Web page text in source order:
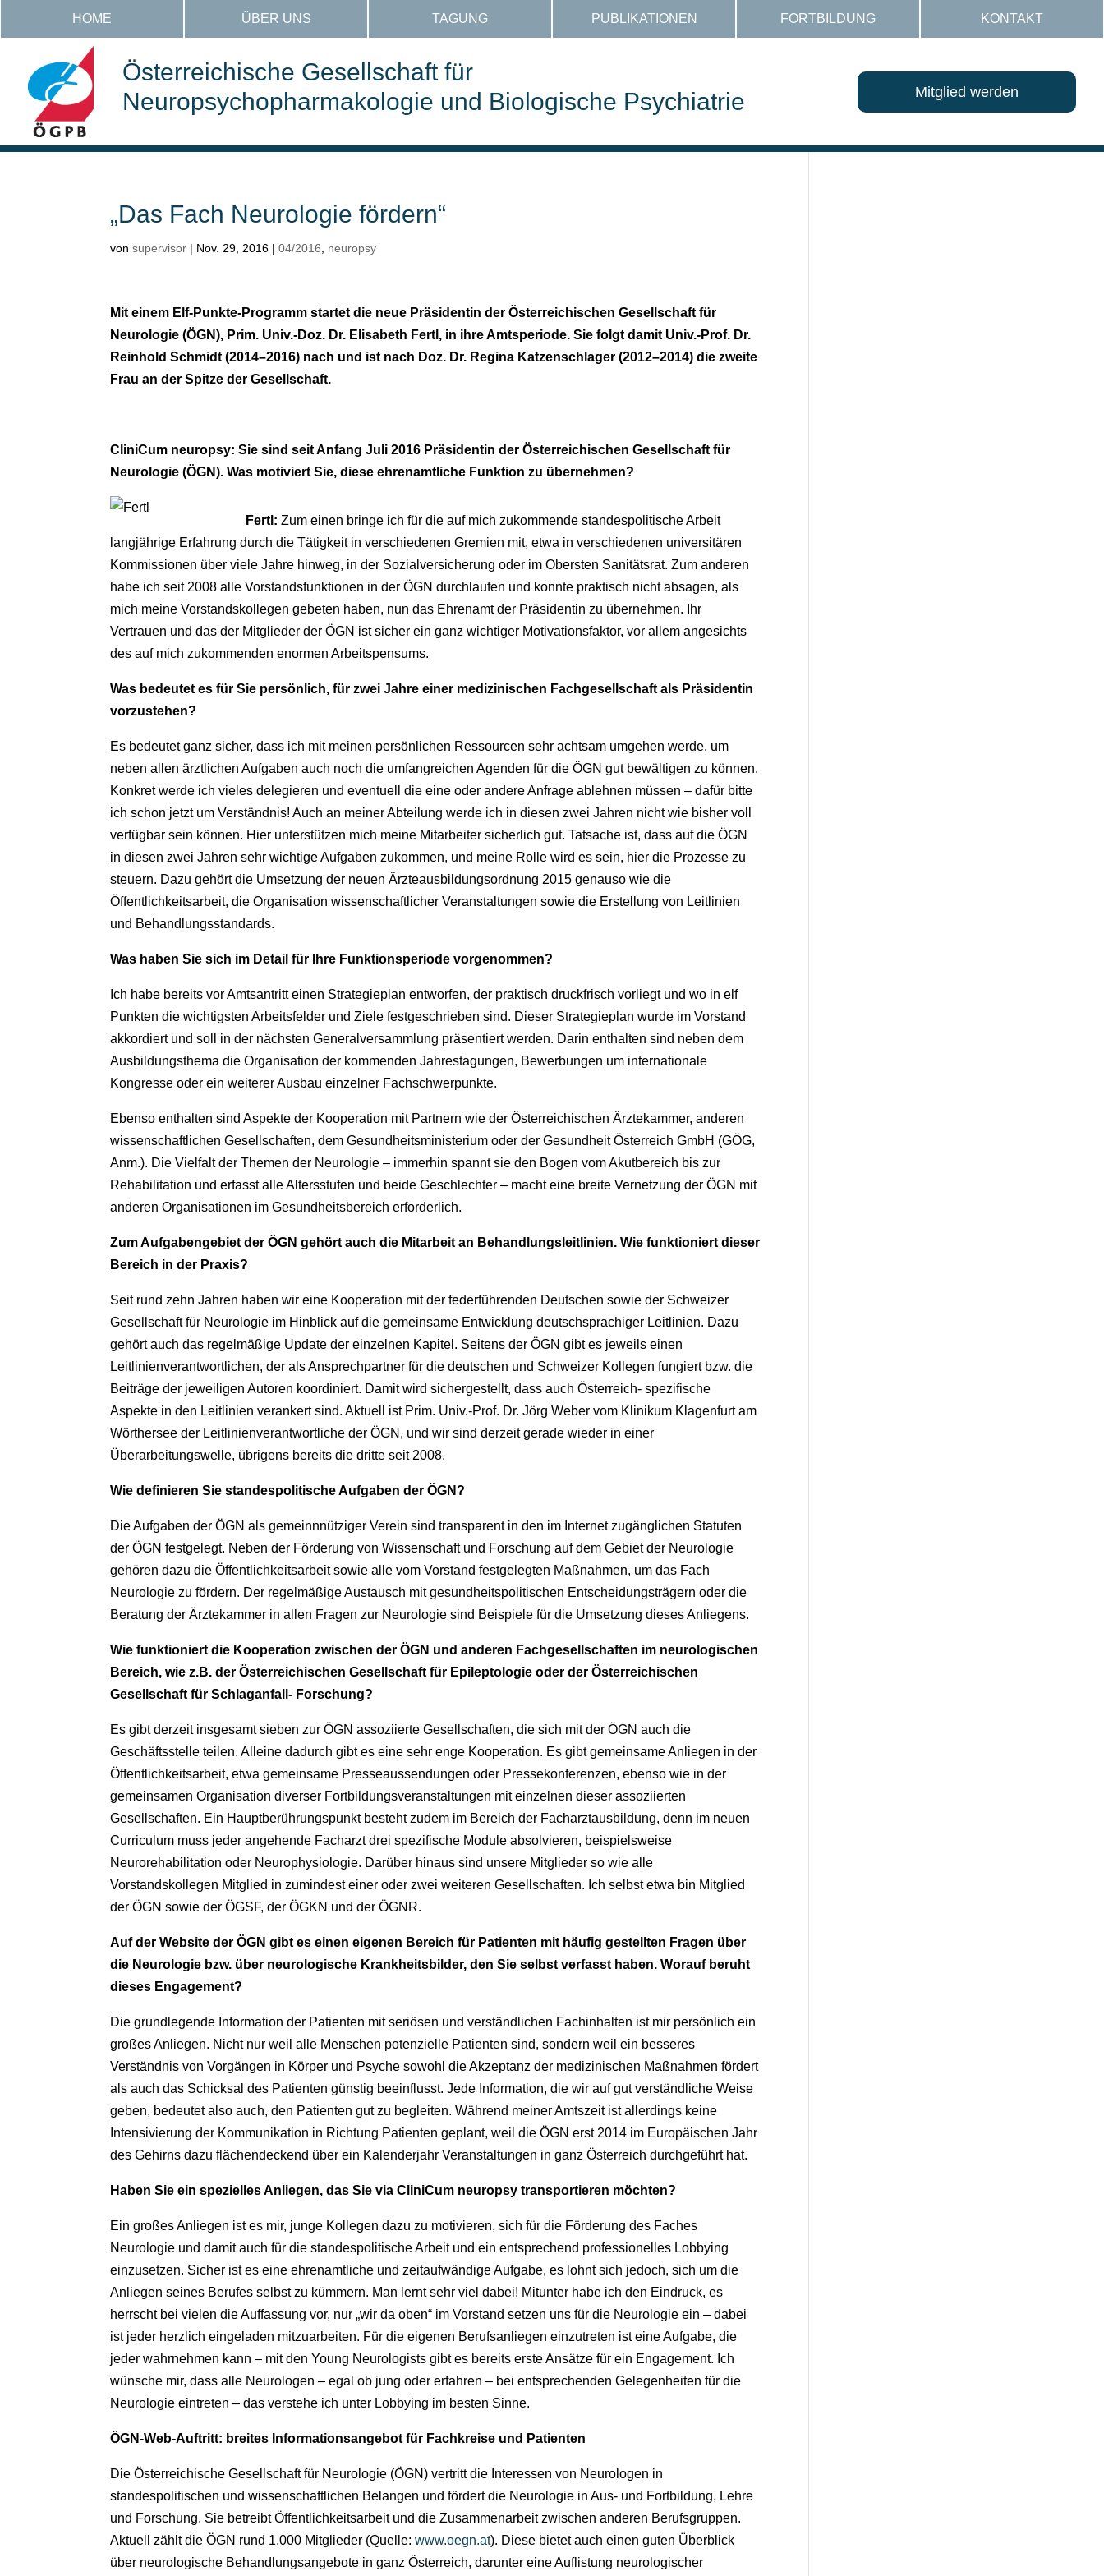
HOME ÜBER UNS TAGUNG PUBLIKATIONEN FORTBILDUNG KONTAKT
Österreichische Gesellschaft für
Neuropsychopharmakologie und Biologische Psychiatrie
Mitglied werden
„Das Fach Neurologie fördern“
vonsupervisor | Nov. 29, 2016 |04/2016 neuropsy
Mit einem Elf-Punkte-Programm startet die neue Präsidentin der Österreichischen Gesellschaft für
Neurologie (ÖGN), Prim. Univ.-Doz. Dr. Elisabeth Fertl, in ihre Amtsperiode. Sie folgt damit Univ.-Prof. Dr.
Reinhold Schmidt (2014–2016) nach und ist nach Doz. Dr. Regina Katzenschlager (2012–2014) die zweite
Frau an der Spitze der Gesellschaft.
CliniCum neuropsy: Sie sind seit Anfang Juli 2016 Präsidentin der Österreichischen Gesellschaft für
Neurologie (ÖGN). Was motiviert Sie, diese ehrenamtliche Funktion zu übernehmen?
Fertl:Zum einen bringe ich für die auf mich zukommende standespolitische Arbeit
langjährige Erfahrung durch die Tätigkeit in verschiedenen Gremien mit, etwa in verschiedenen universitären
Kommissionen über viele Jahre hinweg, in der Sozialversicherung oder im Obersten Sanitätsrat. Zum anderen
habe ich seit 2008 alle Vorstandsfunktionen in der ÖGN durchlaufen und konnte praktisch nicht absagen, als
mich meine Vorstandskollegen gebeten haben, nun das Ehrenamt der Präsidentin zu übernehmen. Ihr
Vertrauen und das der Mitglieder der ÖGN ist sicher ein ganz wichtiger Motivationsfaktor, vor allem angesichts
des auf mich zukommenden enormen Arbeitspensums.
Was bedeutet es für Sie persönlich, für zwei Jahre einer medizinischen Fachgesellschaft als Präsidentin
vorzustehen?
Es bedeutet ganz sicher, dass ich mit meinen persönlichen Ressourcen sehr achtsam umgehen werde, um
neben allen ärztlichen Aufgaben auch noch die umfangreichen Agenden für die ÖGN gut bewältigen zu können.
Konkret werde ich vieles delegieren und eventuell die eine oder andere Anfrage ablehnen müssen – dafür bitte
ich schon jetzt um Verständnis! Auch an meiner Abteilung werde ich in diesen zwei Jahren nicht wie bisher voll
verfügbar sein können. Hier unterstützen mich meine Mitarbeiter sicherlich gut. Tatsache ist, dass auf die ÖGN
in diesen zwei Jahren sehr wichtige Aufgaben zukommen, und meine Rolle wird es sein, hier die Prozesse zu
steuern. Dazu gehört die Umsetzung der neuen Ärzteausbildungsordnung 2015 genauso wie die
Öffentlichkeitsarbeit, die Organisation wissenschaftlicher Veranstaltungen sowie die Erstellung von Leitlinien
und Behandlungsstandards.
Was haben Sie sich im Detail für Ihre Funktionsperiode vorgenommen?
Ich habe bereits vor Amtsantritt einen Strategieplan entworfen, der praktisch druckfrisch vorliegt und wo in elf
Punkten die wichtigsten Arbeitsfelder und Ziele festgeschrieben sind. Dieser Strategieplan wurde im Vorstand
akkordiert und soll in der nächsten Generalversammlung präsentiert werden. Darin enthalten sind neben dem
Ausbildungsthema die Organisation der kommenden Jahrestagungen, Bewerbungen um internationale
Kongresse oder ein weiterer Ausbau einzelner Fachschwerpunkte.
Ebenso enthalten sind Aspekte der Kooperation mit Partnern wie der Österreichischen Ärztekammer, anderen
wissenschaftlichen Gesellschaften, dem Gesundheitsministerium oder der Gesundheit Österreich GmbH (GÖG,
Anm.). Die Vielfalt der Themen der Neurologie – immerhin spannt sie den Bogen vom Akutbereich bis zur
Rehabilitation und erfasst alle Altersstufen und beide Geschlechter – macht eine breite Vernetzung der ÖGN mit
anderen Organisationen im Gesundheitsbereich erforderlich.
Zum Aufgabengebiet der ÖGN gehört auch die Mitarbeit an Behandlungsleitlinien. Wie funktioniert dieser
Bereich in der Praxis?
Seit rund zehn Jahren haben wir eine Kooperation mit der federführenden Deutschen sowie der Schweizer
Gesellschaft für Neurologie im Hinblick auf die gemeinsame Entwicklung deutschsprachiger Leitlinien. Dazu
gehört auch das regelmäßige Update der einzelnen Kapitel. Seitens der ÖGN gibt es jeweils einen
Leitlinienverantwortlichen, der als Ansprechpartner für die deutschen und Schweizer Kollegen fungiert bzw. die
Beiträge der jeweiligen Autoren koordiniert. Damit wird sichergestellt, dass auch Österreich- spezifische
Aspekte in den Leitlinien verankert sind. Aktuell ist Prim. Univ.-Prof. Dr. Jörg Weber vom Klinikum Klagenfurt am
Wörthersee der Leitlinienverantwortliche der ÖGN, und wir sind derzeit gerade wieder in einer
Überarbeitungswelle, übrigens bereits die dritte seit 2008.
Wie definieren Sie standespolitische Aufgaben der ÖGN?
Die Aufgaben der ÖGN als gemeinnnütziger Verein sind transparent in den im Internet zugänglichen Statuten
der ÖGN festgelegt. Neben der Förderung von Wissenschaft und Forschung auf dem Gebiet der Neurologie
gehören dazu die Öffentlichkeitsarbeit sowie alle vom Vorstand festgelegten Maßnahmen, um das Fach
Neurologie zu fördern. Der regelmäßige Austausch mit gesundheitspolitischen Entscheidungsträgern oder die
Beratung der Ärztekammer in allen Fragen zur Neurologie sind Beispiele für die Umsetzung dieses Anliegens.
Wie funktioniert die Kooperation zwischen der ÖGN und anderen Fachgesellschaften im neurologischen
Bereich, wie z.B. der Österreichischen Gesellschaft für Epileptologie oder der Österreichischen
Gesellschaft für Schlaganfall- Forschung?
Es gibt derzeit insgesamt sieben zur ÖGN assoziierte Gesellschaften, die sich mit der ÖGN auch die
Geschäftsstelle teilen. Alleine dadurch gibt es eine sehr enge Kooperation. Es gibt gemeinsame Anliegen in der
Öffentlichkeitsarbeit, etwa gemeinsame Presseaussendungen oder Pressekonferenzen, ebenso wie in der
gemeinsamen Organisation diverser Fortbildungsveranstaltungen mit einzelnen dieser assoziierten
Gesellschaften. Ein Hauptberührungspunkt besteht zudem im Bereich der Facharztausbildung, denn im neuen
Curriculum muss jeder angehende Facharzt drei spezifische Module absolvieren, beispielsweise
Neurorehabilitation oder Neurophysiologie. Darüber hinaus sind unsere Mitglieder so wie alle
Vorstandskollegen Mitglied in zumindest einer oder zwei weiteren Gesellschaften. Ich selbst etwa bin Mitglied
der ÖGN sowie der ÖGSF, der ÖGKN und der ÖGNR.
Auf der Website der ÖGN gibt es einen eigenen Bereich für Patienten mit häufig gestellten Fragen über
die Neurologie bzw. über neurologische Krankheitsbilder, den Sie selbst verfasst haben. Worauf beruht
dieses Engagement?
Die grundlegende Information der Patienten mit seriösen und verständlichen Fachinhalten ist mir persönlich ein
großes Anliegen. Nicht nur weil alle Menschen potenzielle Patienten sind, sondern weil ein besseres
Verständnis von Vorgängen in Körper und Psyche sowohl die Akzeptanz der medizinischen Maßnahmen fördert
als auch das Schicksal des Patienten günstig beeinflusst. Jede Information, die wir auf gut verständliche Weise
geben, bedeutet also auch, den Patienten gut zu begleiten. Während meiner Amtszeit ist allerdings keine
Intensivierung der Kommunikation in Richtung Patienten geplant, weil die ÖGN erst 2014 im Europäischen Jahr
des Gehirns dazu flächendeckend über ein Kalenderjahr Veranstaltungen in ganz Österreich durchgeführt hat.
Haben Sie ein spezielles Anliegen, das Sie via CliniCum neuropsy transportieren möchten?
Ein großes Anliegen ist es mir, junge Kollegen dazu zu motivieren, sich für die Förderung des Faches
Neurologie und damit auch für die standespolitische Arbeit und ein entsprechend professionelles Lobbying
einzusetzen. Sicher ist es eine ehrenamtliche und zeitaufwändige Aufgabe, es lohnt sich jedoch, sich um die
Anliegen seines Berufes selbst zu kümmern. Man lernt sehr viel dabei! Mitunter habe ich den Eindruck, es
herrscht bei vielen die Auffassung vor, nur „wir da oben“ im Vorstand setzen uns für die Neurologie ein – dabei
ist jeder herzlich eingeladen mitzuarbeiten. Für die eigenen Berufsanliegen einzutreten ist eine Aufgabe, die
jeder wahrnehmen kann – mit den Young Neurologists gibt es bereits erste Ansätze für ein Engagement. Ich
wünsche mir, dass alle Neurologen – egal ob jung oder erfahren – bei entsprechenden Gelegenheiten für die
Neurologie eintreten – das verstehe ich unter Lobbying im besten Sinne.
ÖGN-Web-Auftritt: breites Informationsangebot für Fachkreise und Patienten
Die Österreichische Gesellschaft für Neurologie (ÖGN) vertritt die Interessen von Neurologen in
standespolitischen und wissenschaftlichen Belangen und fördert die Neurologie in Aus- und Fortbildung, Lehre
und Forschung. Sie betreibt Öffentlichkeitsarbeit und die Zusammenarbeit zwischen anderen Berufsgruppen.
Aktuell zählt die ÖGN rund 1.000 Mitglieder (Quelle:www.oegn.at). Diese bietet auch einen guten Überblick
über neurologische Behandlungsangebote in ganz Österreich, darunter eine Auflistung neurologischer